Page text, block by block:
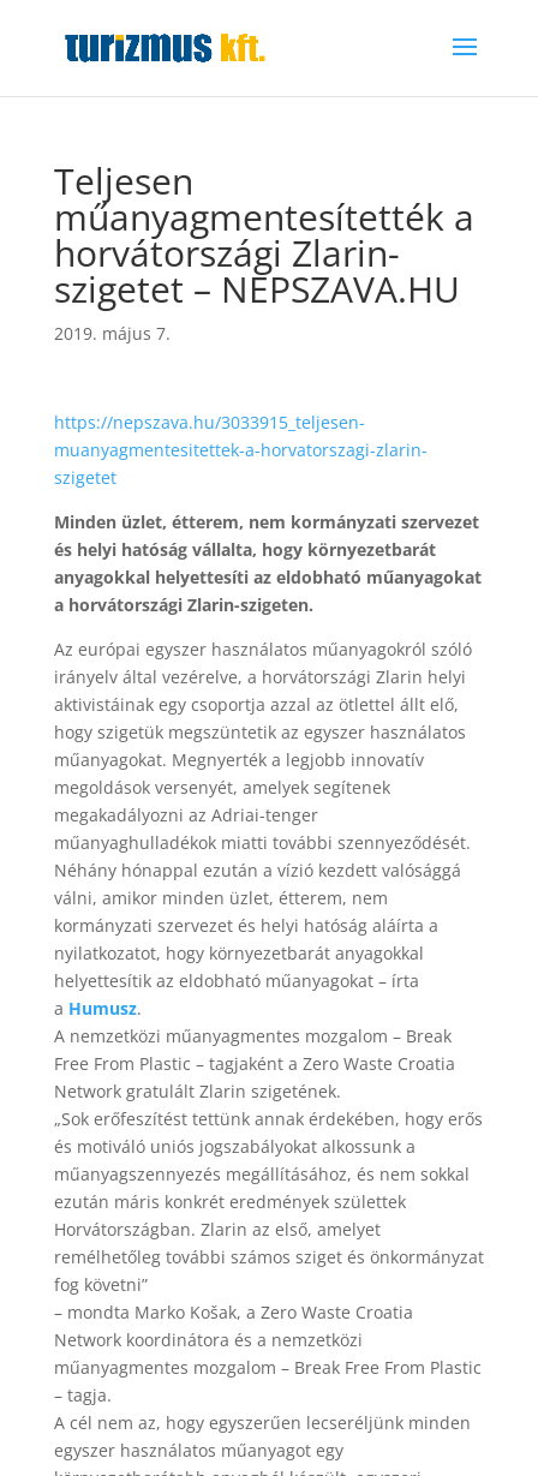
Teljesen
műanyagmentesítették a
horvátországi Zlarin-
szigetet – NEPSZAVA.HU
2019. május 7.
https://nepszava.hu/3033915_teljesen-
muanyagmentesitettek-a-horvatorszagi-zlarin-
szigetet
Minden üzlet, étterem, nem kormányzati szervezet
és helyi hatóság vállalta, hogy környezetbarát
anyagokkal helyettesíti az eldobható műanyagokat
a horvátországi Zlarin-szigeten.
Az európai egyszer használatos műanyagokról szóló
irányelv által vezérelve, a horvátországi Zlarin helyi
aktivistáinak egy csoportja azzal az ötlettel állt elő,
hogy szigetük megszüntetik az egyszer használatos
műanyagokat. Megnyerték a legjobb innovatív
megoldások versenyét, amelyek segítenek
megakadályozni az Adriai-tenger
műanyaghulladékok miatti további szennyeződését.
Néhány hónappal ezután a vízió kezdett valósággá
válni, amikor minden üzlet, étterem, nem
kormányzati szervezet és helyi hatóság aláírta a
nyilatkozatot, hogy környezetbarát anyagokkal
helyettesítik az eldobható műanyagokat – írta
a Humusz.
A nemzetközi műanyagmentes mozgalom – Break
Free From Plastic – tagjaként a Zero Waste Croatia
Network gratulált Zlarin szigetének.
„Sok erőfeszítést tettünk annak érdekében, hogy erős
és motiváló uniós jogszabályokat alkossunk a
műanyagszennyezés megállításához, és nem sokkal
ezután máris konkrét eredmények születtek
Horvátországban. Zlarin az első, amelyet
remélhetőleg további számos sziget és önkormányzat
fog követni”
– mondta Marko Košak, a Zero Waste Croatia
Network koordinátora és a nemzetközi
műanyagmentes mozgalom – Break Free From Plastic
– tagja.
A cél nem az, hogy egyszerűen lecseréljünk minden
egyszer használatos műanyagot egy